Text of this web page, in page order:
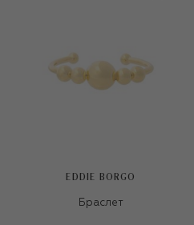
EDDIE BORGO
Браслет